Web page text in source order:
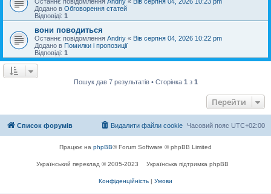
Додано в Обговорення статей
Відповіді: 1
вони поводиться
Останнє повідомлення Andriy « Вів серпня 04, 2026 10:22 pm
Додано в Помилки і пропозиції
Відповіді: 1
Пошук дав 7 результатів • Сторінка 1 з 1
Перейти
Список форумів Часовий пояс UTC+02:00
Видалити файли cookie
Працює на phpBB® Forum Software © phpBB Limited
Український переклад © 2005-2023 Українська підтримка phpBB
Конфіденційність | Умови